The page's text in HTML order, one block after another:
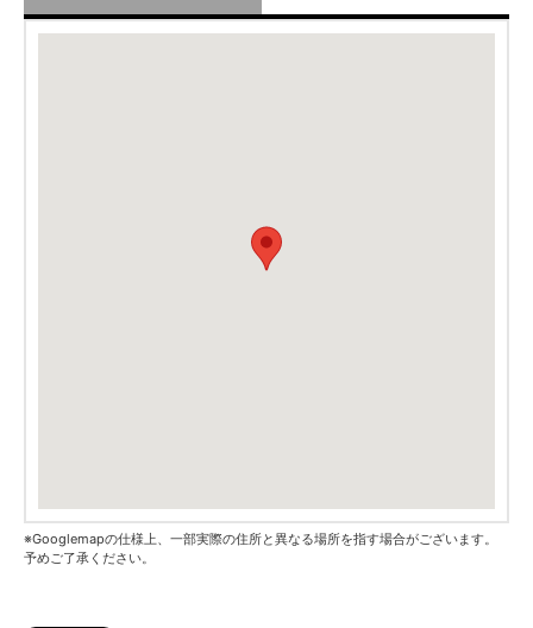
※Googlemapの仕様上、一部実際の住所と異なる場所を指す場合がございます。
予めご了承ください。